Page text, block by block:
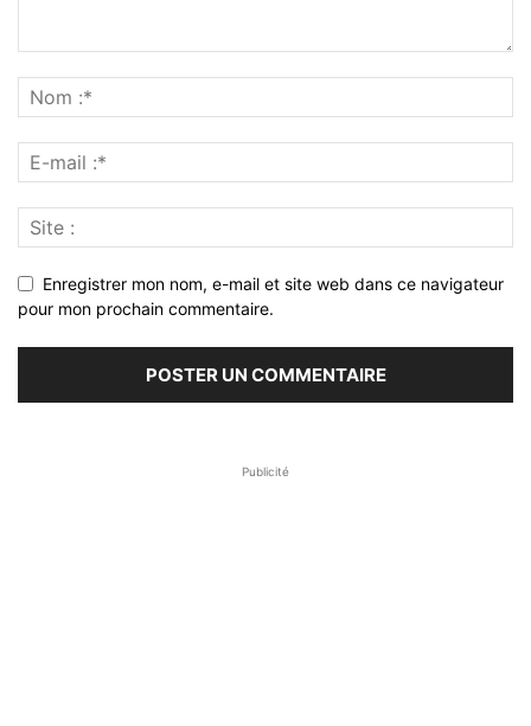
Enregistrer mon nom, e-mail et site web dans ce navigateur
pour mon prochain commentaire.
Publicité